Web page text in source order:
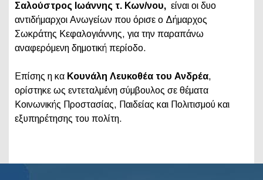
Σαλούστρος Ιωάννης τ. Κων/νου, είναι οι δυο
αντιδήμαρχοι Ανωγείων που όρισε ο Δήμαρχος
Σωκράτης Κεφαλογιάννης, για την παραπάνω
αναφερόμενη δημοτική περίοδο.
Επίσης η κα Κουνάλη Λευκοθέα του Ανδρέα,
ορίστηκε ως εντεταλμένη σύμβουλος σε θέματα
Κοινωνικής Προστασίας, Παιδείας και Πολιτισμού και
εξυπηρέτησης του πολίτη.